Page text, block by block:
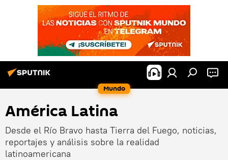
Mundo
América Latina
Desde el Río Bravo hasta Tierra del Fuego, noticias,
reportajes y análisis sobre la realidad
latinoamericana